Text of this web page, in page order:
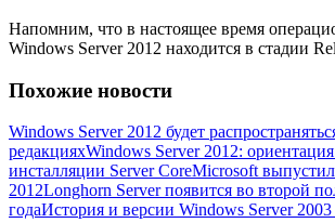
Напомним, что в настоящее время
Windows Server 2012 находится в стадии
Похожие новости
Windows Server 2012 будет
редакцияхWindows Server 2012:
инсталляции Server CoreMicrosoft
2012Longhorn Server появится во второй
годаИстория и версии Windows Server